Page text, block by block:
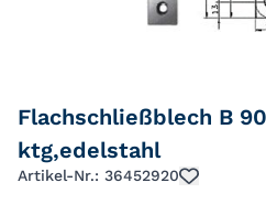
Flachschließblech B
ktg,edelstahl
Artikel-Nr.: 36452920